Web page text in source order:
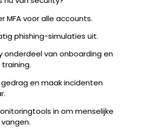
MFA voor alle accounts.
phishing-simulaties uit.
onderdeel van onboarding en
en maak incidenten
in om menselijke